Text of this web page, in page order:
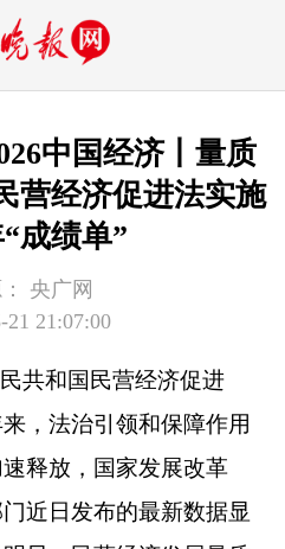
中国经济丨量质
营经济促进法实施
成绩单”
央广网
21 21:07:00
共和国民营经济促进
，法治引领和保障作用
释放，国家发展改革
近日发布的最新数据显